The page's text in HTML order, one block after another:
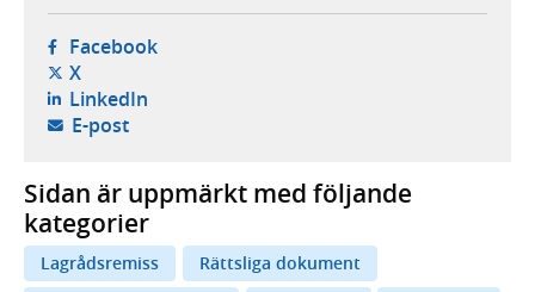
Facebook- öppnas i ny flik, extern webbplats,
X- öppnas i ny flik, extern webbplats,
LinkedIn- öppnas i ny flik, extern webbplats,
E-post- öppnar din e-postklient,
Sidan är uppmärkt med följande
kategorier
Lagrådsremiss
Rättsliga dokument